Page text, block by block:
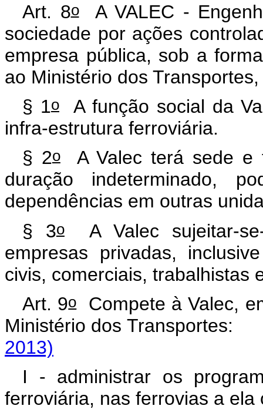
Art. 8oA VALEC -
sociedade por ações
empresa pública, sob a
ao Ministério dos
§ 1oA função social da
infra-estrutura ferroviária.
§ 2oA Valec terá sede e
duração indeterminado,
dependências em outras
§ 3oA Valec sujeitar-
empresas privadas,
civis, comerciais, trabalhistas
Art. 9oCompete à Valec,
Ministério dos
2013)
I - administrar os
ferroviária, nas ferrovias a ela